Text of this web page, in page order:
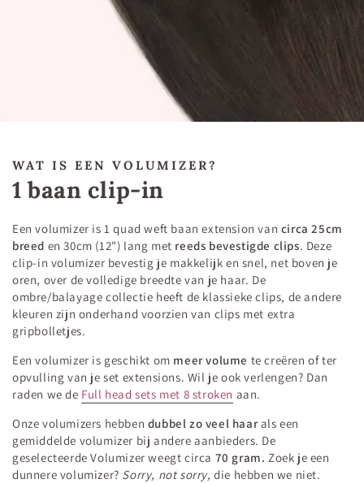
WAT IS EEN VOLUMIZER?
1 baan clip-in
Een volumizer is 1 quad weft baan extension van circa 25cm
breed en 30cm (12") lang met reeds bevestigde clips. Deze
clip-in volumizer bevestig je makkelijk en snel, net boven je
oren, over de volledige breedte van je haar. De
ombre/balayage collectie heeft de klassieke clips, de andere
kleuren zijn onderhand voorzien van clips met extra
gripbolletjes.
Een volumizer is geschikt om meer volume te creëren of ter
opvulling van je set extensions. Wil je ook verlengen? Dan
raden we de Full head sets met 8 stroken aan.
Onze volumizers hebben dubbel zo veel haarals een
gemiddelde volumizer bij andere aanbieders. De
geselecteerde Volumizer weegt circa 70 gram. Zoek je een
dunnere volumizer? Sorry, not sorry, die hebben we niet.